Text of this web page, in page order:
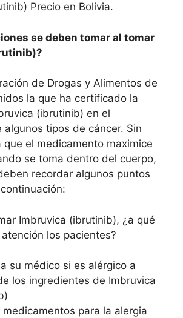
Precio en Bolivia.
se deben tomar al tomar
de Drogas y Alimentos de
la que ha certificado la
(ibrutinib) en el
tipos de cáncer. Sin
que el medicamento maximice
se toma dentro del cuerpo,
recordar algunos puntos
Imbruvica (ibrutinib), ¿a qué
los pacientes?
su médico si es alérgico a
los ingredientes de Imbruvica
para la alergia